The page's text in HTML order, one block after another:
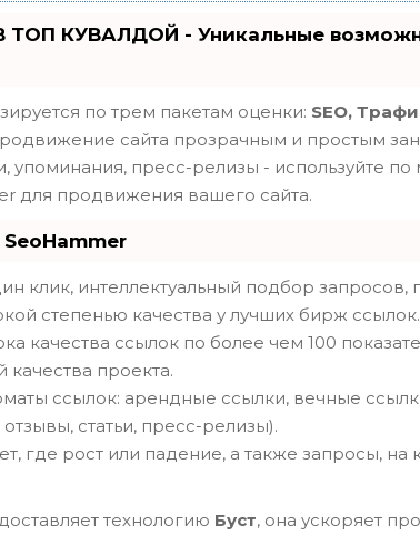
ТОП КУВАЛДОЙ - Уникальные
по трем пакетам оценки: SEO,
сайта прозрачным и простым
упоминания, пресс-релизы - используйте
для продвижения вашего сайта.
клик, интеллектуальный подбор запросов,
степенью качества у лучших бирж ссылок.
качества ссылок по более чем 100
качества проекта.
ссылок: арендные ссылки, вечные
статьи, пресс-релизы).
где рост или падение, а также запросы, на
технологию Буст, она ускоряет